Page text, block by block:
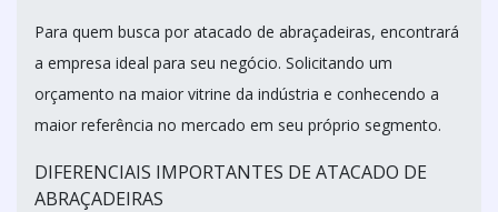
Para quem busca por atacado de abraçadeiras, encontrará
a empresa ideal para seu negócio. Solicitando um
orçamento na maior vitrine da indústria e conhecendo a
maior referência no mercado em seu próprio segmento.
DIFERENCIAIS IMPORTANTES DE ATACADO DE
ABRAÇADEIRAS